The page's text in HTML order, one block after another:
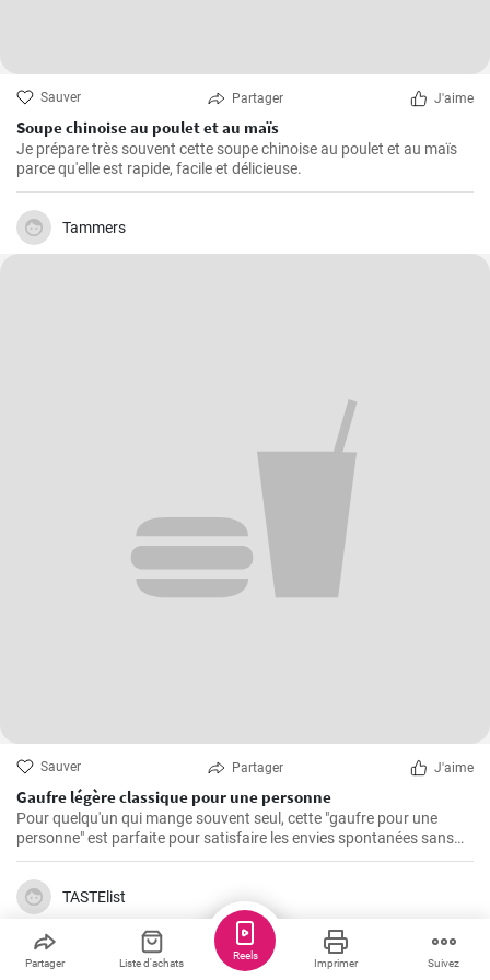
Sauver Partager J'aime
Soupe chinoise au poulet et au maïs
Je prépare très souvent cette soupe chinoise au poulet et au maïs
parce qu'elle est rapide, facile et délicieuse.
Tammers
Sauver Partager J'aime
Gaufre légère classique pour une personne
Pour quelqu'un qui mange souvent seul, cette "gaufre pour une
personne" est parfaite pour satisfaire les envies spontanées sans
avoir à se soucier des restes.
TASTElist
Partager Liste d'achats Imprimer Suivez
Reels